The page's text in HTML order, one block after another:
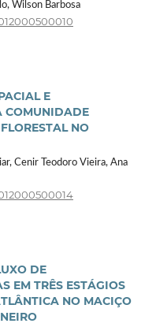
Wilson Barbosa
E
COMUNIDADE
NO
Cenir Teodoro Vieira, Ana
DE
EM TRÊS ESTÁGIOS
NO MACIÇO